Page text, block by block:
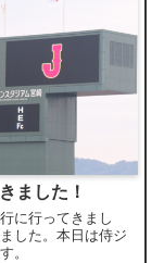
ました！
に行ってきまし
した。本日は侍ジ
。